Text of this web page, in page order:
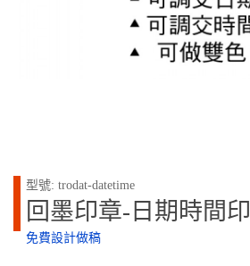
型號: trodat-datetime
回墨印章-日期時間印
免費設計做稿